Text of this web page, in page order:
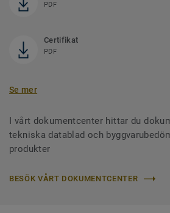
PDF
Certifikat
PDF
Se mer
I vårt dokumentcenter hittar du
tekniska datablad och
produkter
BESÖK VÅRT DOKUMENTCENTER